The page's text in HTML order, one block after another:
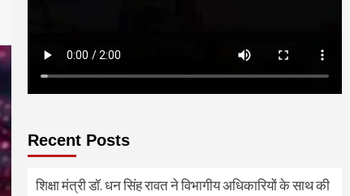
Recent Posts
शिक्षा मंत्री डॉ. धन सिंह रावत ने विभागीय अधिकारियों के साथ की